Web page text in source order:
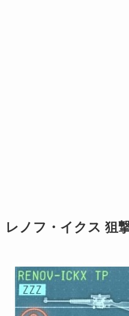
レノフ・イクス 狙